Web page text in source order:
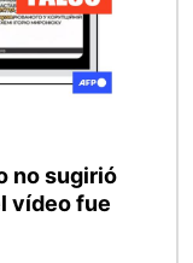
no sugirió
vídeo fue